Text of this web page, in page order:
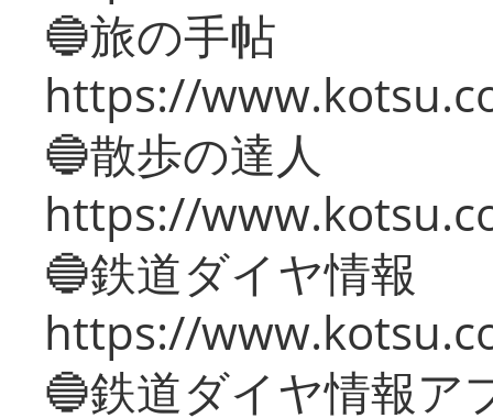
🔵旅の手帖
https://
🔵散歩の達人
https://
🔵鉄道ダイヤ情報
https://
🔵鉄道ダイヤ情報ア